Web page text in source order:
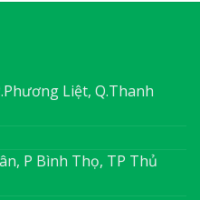
Liệt, Q.Thanh
P Bình Thọ, TP Thủ